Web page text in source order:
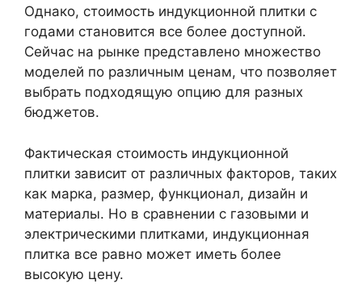
Однако, стоимость индукционной плитки с
годами становится все более доступной.
Сейчас на рынке представлено множество
моделей по различным ценам, что позволяет
выбрать подходящую опцию для разных
бюджетов.
Фактическая стоимость индукционной
плитки зависит от различных факторов, таких
как марка, размер, функционал, дизайн и
материалы. Но в сравнении с газовыми и
электрическими плитками, индукционная
плитка все равно может иметь более
высокую цену.